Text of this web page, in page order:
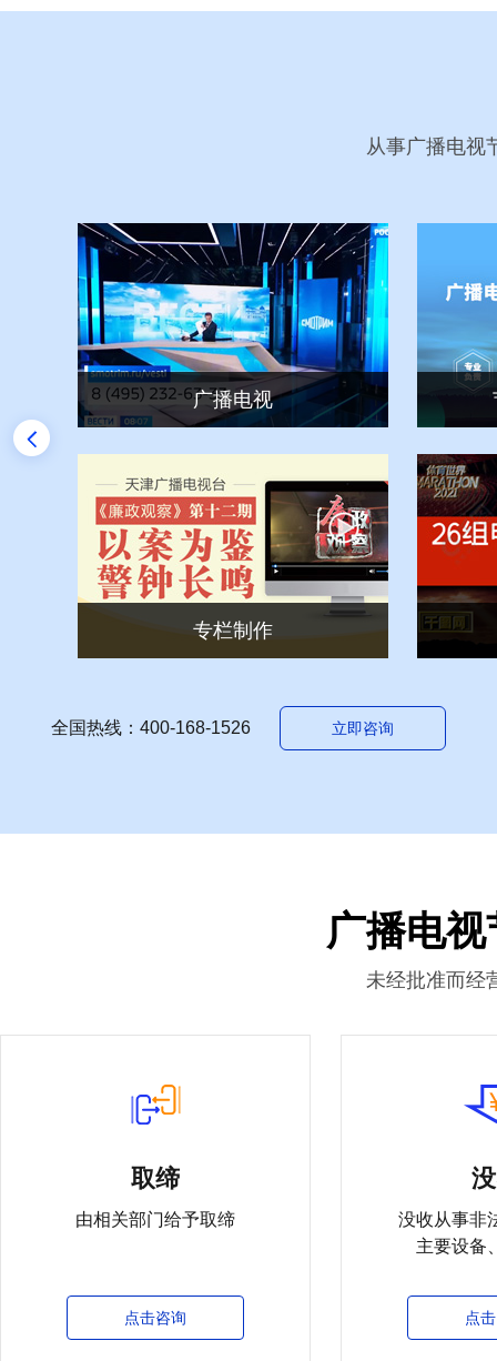
从事广播电视
节目版权代理交易
专题制作
全国热线：400-168-1526 立即咨询
广播电
未经批准而经
取缔
由相关部门给予取缔
点击咨询
没收从事非
主要设备
点